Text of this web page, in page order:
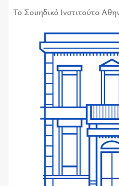
Το Σου­η­δι­κό Ινστι­τού­το